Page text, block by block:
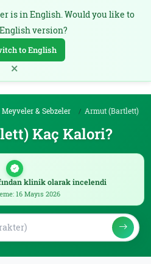
is in English. Would you like to
version?
to English
×
Meyveler & Sebzeler Armut (Bartlett)
Kaç Kalori?
klinik olarak incelendi
16 Mayıs 2026